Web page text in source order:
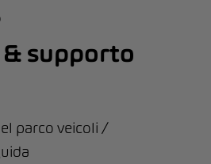
& supporto
parco veicoli /